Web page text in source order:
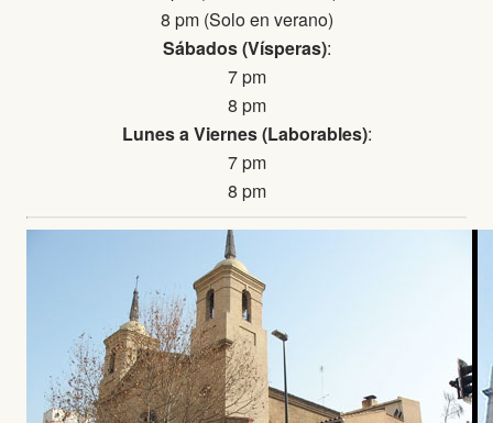
8 pm (Solo en verano)
Sábados (Vísperas):
7 pm
8 pm
Lunes a Viernes (Laborables):
7 pm
8 pm